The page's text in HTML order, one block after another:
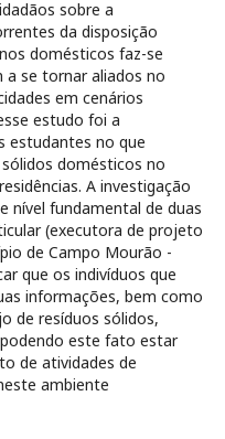
sobre a
da disposição
domésticos faz-se
a se tornar aliados no
em cenários
estudo foi a
estudantes no que
domésticos no
A investigação
ní­vel fundamental de duas
(executora de projeto
de Campo Mourão -
que os indiví­duos que
informações, bem como
de resíduos sólidos,
este fato estar
de atividades de
ambiente